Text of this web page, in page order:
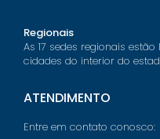
Regionais
As 17 sedes regionais
cidades do interior do
ATENDIMENTO
Entre em contato conosco: